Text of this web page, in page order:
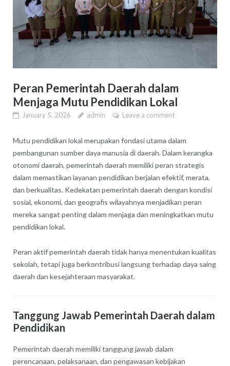
Peran Pemerintah Daerah dalam
Menjaga Mutu Pendidikan Lokal
January 5, 2026 admin Leave a comment
Mutu pendidikan lokal merupakan fondasi utama dalam
pembangunan sumber daya manusia di daerah. Dalam kerangka
otonomi daerah, pemerintah daerah memiliki peran strategis
dalam memastikan layanan pendidikan berjalan efektif, merata,
dan berkualitas. Kedekatan pemerintah daerah dengan kondisi
sosial, ekonomi, dan geografis wilayahnya menjadikan peran
mereka sangat penting dalam menjaga dan meningkatkan mutu
pendidikan lokal.
Peran aktif pemerintah daerah tidak hanya menentukan kualitas
sekolah, tetapi juga berkontribusi langsung terhadap daya saing
daerah dan kesejahteraan masyarakat.
Tanggung Jawab Pemerintah Daerah dalam
Pendidikan
Pemerintah daerah memiliki tanggung jawab dalam
perencanaan, pelaksanaan, dan pengawasan kebijakan